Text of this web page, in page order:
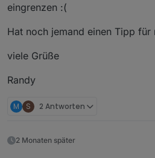
eingrenzen :(
Hat noch jemand einen Tipp für
viele Grüße
Randy
M S 2 Antworten
2 Monaten später